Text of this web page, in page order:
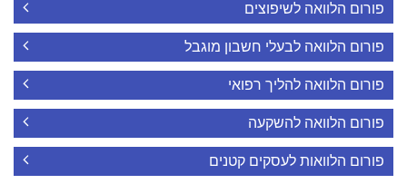
פורום הלוואה לשיפוצים
פורום הלוואה לבעלי חשבון מוגבל
פורום הלוואה להליך רפואי
פורום הלוואה להשקעה
פורום הלוואות לעסקים קטנים